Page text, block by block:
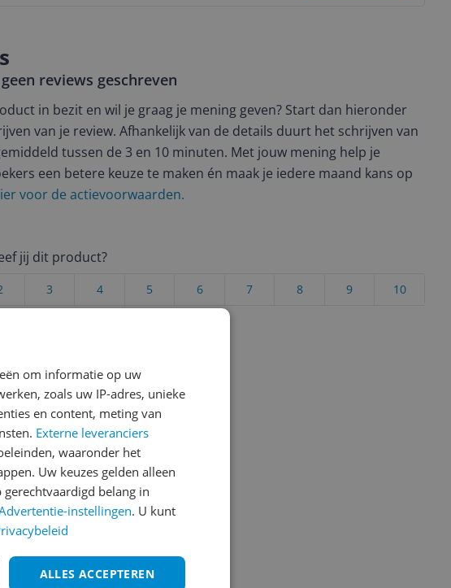
reviews geschreven
in bezit en wil je graag je mening geven? Start dan hieronder
van je review. Afhankelijk van de details duurt het schrijven van
tussen de 3 en 10 minuten. Met jouw mening help je
een betere keuze te maken én maak je iedere maand kans op
voor de actievoorwaarden.
jij dit product?
10
9
8
7
6
5
4
3
om informatie op uw
zoals uw IP-adres, unieke
en content, meting van
Externe leveranciers
waaronder het
Uw keuzes gelden alleen
belang in
instellingen. U kunt
ALLES ACCEPTEREN